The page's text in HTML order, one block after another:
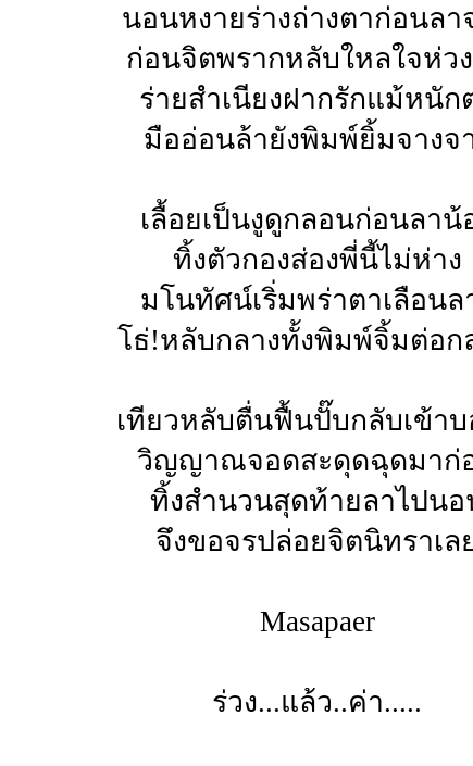
นอนหงายร่างถ่างตาก่อนลา
ก่อนจิตพรากหลับใหลใจห่ว
ร่ายสำเนียงฝากรักแม้หนัก
มืออ่อนล้ายังพิมพ์ยิ้มจางจ
เลื้อยเป็นงูดูกลอนก่อนลาน้
ทิ้งตัวกองส่องพี่นี้ไม่ห่าง
มโนทัศน์เริ่มพร่าตาเลือนล
โธ่!หลับกลางทั้งพิมพ์จิ้มต่อก
เทียวหลับตื่นฟื้นปั๊บกลับเข้าบ
วิญญาณจอดสะดุดฉุดมาก่
ทิ้งสำนวนสุดท้ายลาไปนอ
จึงขอจรปล่อยจิตนิทราเล
Masapaer
ร่วง...แล้ว..ค่า.....